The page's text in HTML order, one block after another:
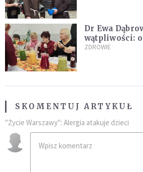
Dr Ewa
wątpliwości:
leczyć się sam
ZDROWIE
SKOMENTUJ ARTYKUŁ
"Życie Warszawy": Alergia atakuje dzieci